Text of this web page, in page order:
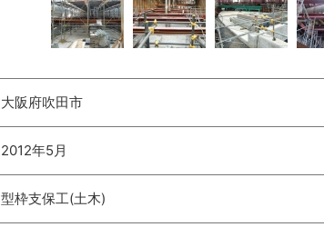
大阪府吹田市
2012年5月
型枠支保工(土木)